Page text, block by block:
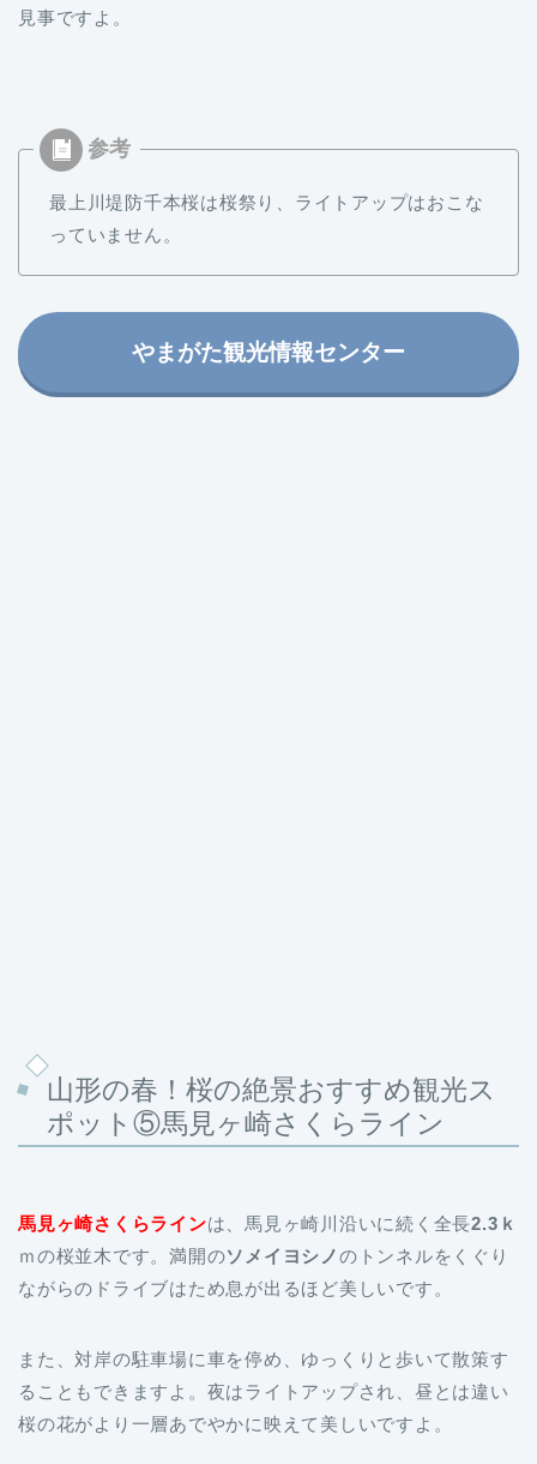
見事ですよ。
最上川堤防千本桜は桜祭り、ライトアップはおこな
っていません。
やまがた観光情報センター
山形の春！桜の絶景おすすめ観光ス
ポット⑤馬見ヶ崎さくらライン
馬見ヶ崎さくらラインは、馬見ヶ崎川沿いに続く全長2.3ｋ
ｍの桜並木です。満開のソメイヨシノのトンネルをくぐり
ながらのドライブはため息が出るほど美しいです。
また、対岸の駐車場に車を停め、ゆっくりと歩いて散策す
ることもできますよ。夜はライトアップされ、昼とは違い
桜の花がより一層あでやかに映えて美しいですよ。